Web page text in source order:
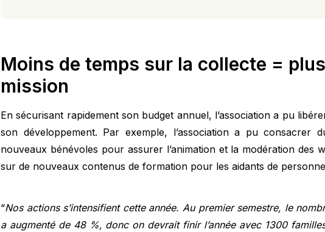
Moins de temps sur la collecte =
mission
En sécurisant rapidement son budget annuel, l’association a pu
son développement. Par exemple, l’association a pu
nouveaux bénévoles pour assurer l’animation et la modération des
sur de nouveaux contenus de formation pour les aidants de
“Nos actions s’intensifient cette année. Au premier semestre, le
a augmenté de 48 %, donc on devrait finir l’année avec 1300